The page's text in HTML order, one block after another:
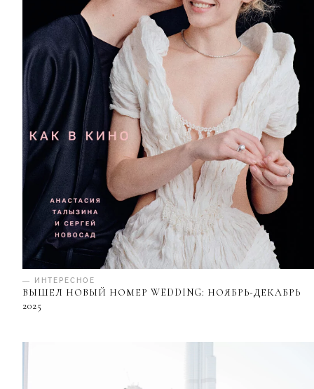
— ИНТЕРЕСНОЕ
ВЫШЕЛ НОВЫЙ НОМЕР WEDDING: НОЯБРЬ-ДЕКАБРЬ
2025